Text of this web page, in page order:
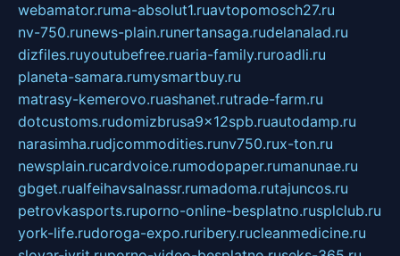
webamator.ruma-absolut1.ruavtopomosch27.ru
nv-750.runews-plain.runertansaga.rudelanalad.ru
dizfiles.ruyoutubefree.ruaria-family.ruroadli.ru
planeta-samara.rumysmartbuy.ru
matrasy-kemerovo.ruashanet.rutrade-farm.ru
dotcustoms.rudomizbrusa9x12spb.ruautodamp.ru
narasimha.rudjcommodities.runv750.rux-ton.ru
newsplain.rucardvoice.rumodopaper.rumanunae.ru
gbget.rualfeihavsalnassr.rumadoma.rutajuncos.ru
petrovkasports.ruporno-online-besplatno.rusplclub.ru
york-life.rudoroga-expo.ruribery.rucleanmedicine.ru